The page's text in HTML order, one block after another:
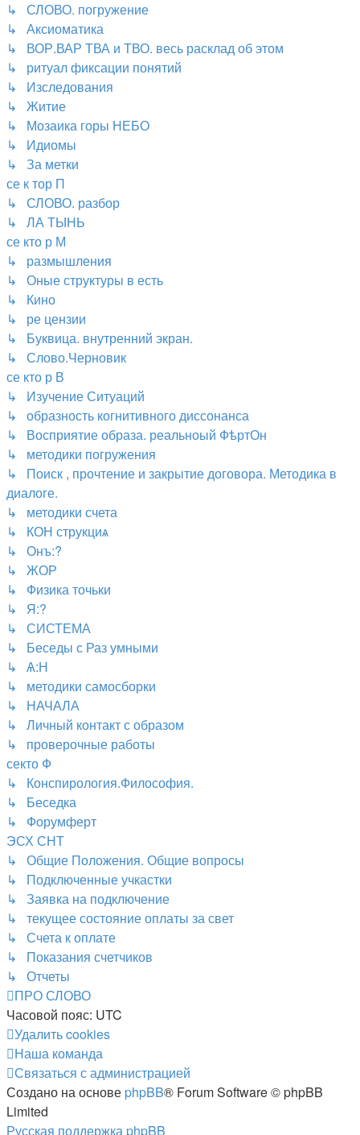
↳ СЛОВО. погружение
↳ Аксиоматика
↳ ВОР.ВАР ТВА и ТВО. весь расклад об этом
↳ ритуал фиксации понятий
↳ Изследования
↳ Житие
↳ Мозаика горы НЕБО
↳ Идиомы
↳ За метки
се к тор П
↳ СЛОВО. разбор
↳ ЛА ТЫНЬ
се кто р М
↳ размышления
↳ Оные структуры в есть
↳ Кино
↳ ре цензии
↳ Буквица. внутренний экран.
↳ Слово.Черновик
се кто р В
↳ Изучение Ситуаций
↳ образность когнитивного диссонанса
↳ Восприятие образа. реальноый ФѣртОн
↳ методики погружения
↳ Поиск , прочтение и закрытие договора. Методика в
диалоге.
↳ методики счета
↳ КОН струкциѧ
↳ Онъ:?
↳ ЖОР
↳ Физика точьки
↳ Я:?
↳ СИСТЕМА
↳ Беседы с Раз умными
↳ Ѧ:Н
↳ методики самосборки
↳ НАЧАЛА
↳ Личный контакт с образом
↳ проверочные работы
секто Ф
↳ Конспирология.Философия.
↳ Беседка
↳ Форумферт
ЭСХ СНТ
↳ Общие Положения. Общие вопросы
↳ Подключенные учкастки
↳ Заявка на подключение
↳ текущее состояние оплаты за свет
↳ Счета к оплате
↳ Показания счетчиков
↳ Отчеты
ПРО СЛОВО
Часовой пояс: UTC
Удалить cookies
Наша команда
Связаться с администрацией
Создано на основе phpBB® Forum Software © phpBB
Limited
Русская поддержка phpBB